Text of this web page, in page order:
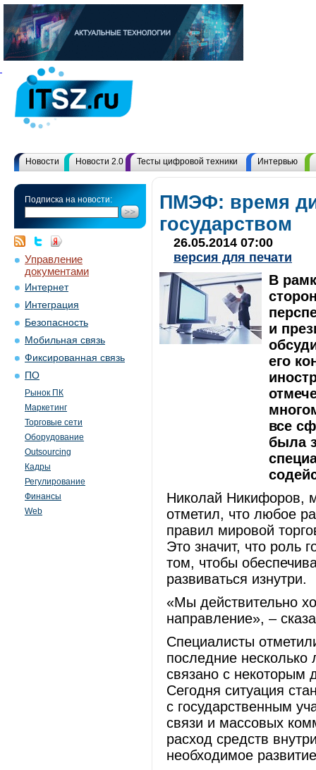
Новости Новости 2.0 Тесты цифровой техники Интервью
Подписка на новости:
Управление
документами
Интернет
Интеграция
Безопасность
Мобильная связь
Фиксированная связь
ПО
Рынок ПК
Маркетинг
Торговые сети
Оборудование
Outsourcing
Кадры
Регулирование
Финансы
Web
ПМЭФ: время
государством
26.05.2014 07:00
версия для печати
В
и
его
все
была
Николай Никифоров,
отметил, что любое
правил мировой
Это значит, что роль
том, чтобы
развиваться изнутри.
«Мы действительно
направление», –
Специалисты
последние несколько
связано с некоторым
Сегодня ситуация
с государственным
связи и массовых
расход средств
необходимое